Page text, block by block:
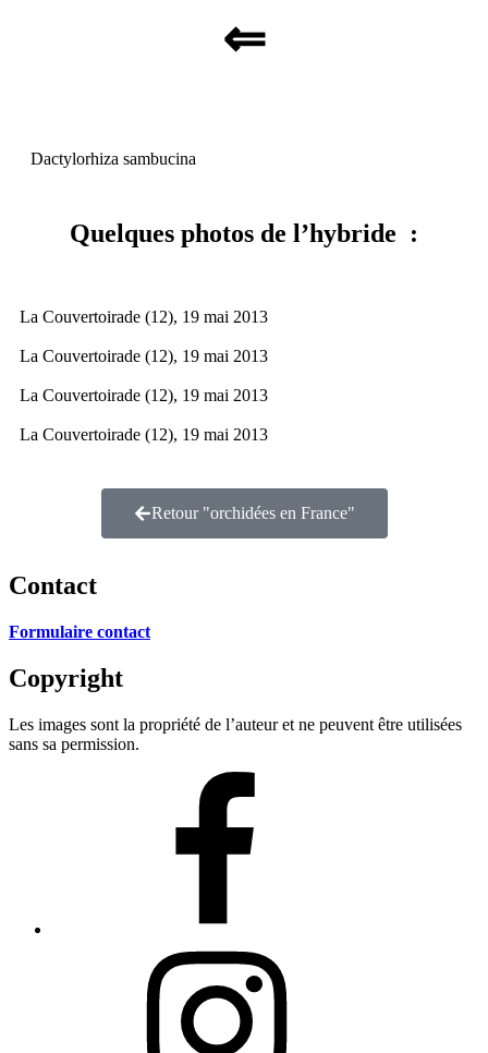
⇐
Dactylorhiza sambucina
Quelques photos de l’hybride :
La Couvertoirade (12), 19 mai 2013
La Couvertoirade (12), 19 mai 2013
La Couvertoirade (12), 19 mai 2013
La Couvertoirade (12), 19 mai 2013
Retour "orchidées en France"
Contact
Formulaire contact
Copyright
Les images sont la propriété de l’auteur et ne peuvent être utilisées
sans sa permission.